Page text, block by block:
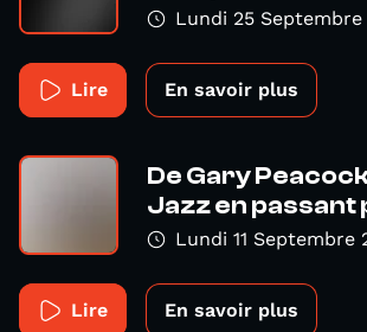
Lundi 25 Septembre
Lire En savoir plus
De Gary
Jazz en passant
Lundi 11 Septembre
Lire En savoir plus